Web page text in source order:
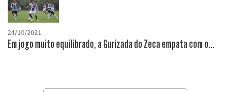
24/10/2021
Em jogo muito equilibrado, a Gurizada do Zeca empata com o...